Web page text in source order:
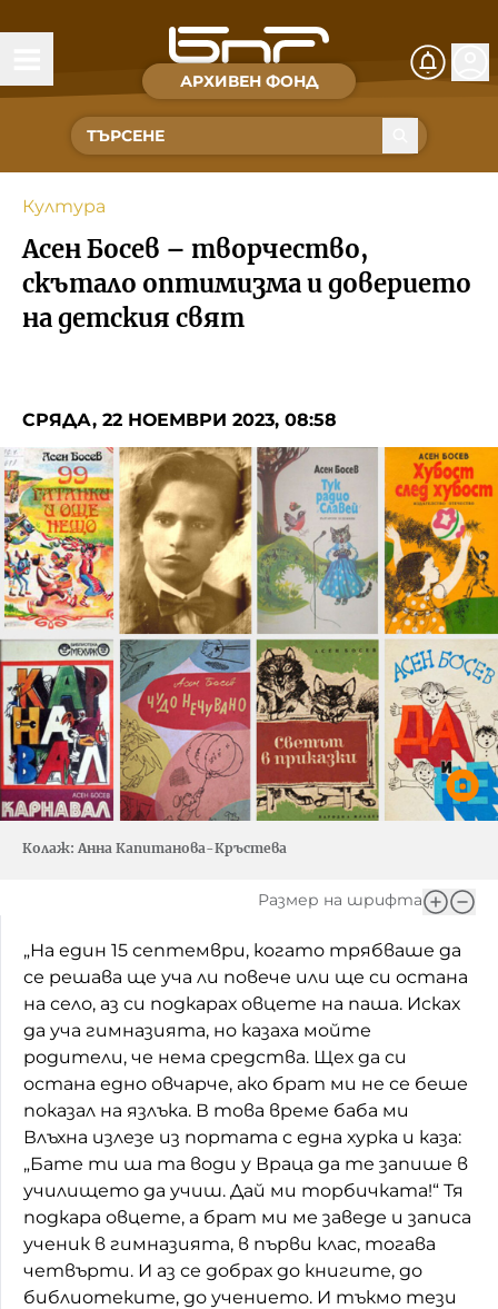
АРХИВЕН ФОНД
Времена и хора
Култура
Музика
Спорт
За Нас
БНР
БНР Новини
Детското.БНР
Култура
Асен Босев – творчество,
скътало оптимизма и доверието
на детския свят
СРЯДА, 22 НОЕМВРИ 2023, 08:58
Колаж: Анна Капитанова-Кръстева
Размер на шрифта
„На един 15 септември, когато трябваше да
се решава ще уча ли повече или ще си остана
на село, аз си подкарах овцете на паша. Исках
да уча гимназията, но казаха мойте
родители, че нема средства. Щех да си
остана едно овчарче, ако брат ми не се беше
показал на язлъка. В това време баба ми
Влъхна излезе из портата с една хурка и каза:
„Бате ти ша та води у Враца да те запише в
училището да учиш. Дай ми торбичката!“ Тя
подкара овцете, а брат ми ме заведе и записа
ученик в гимназията, в първи клас, тогава
четвърти. И аз се добрах до книгите, до
библиотеките, до учението. И тъкмо тези